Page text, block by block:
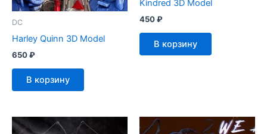
DC
Harley Quinn 3D Model
650₽
В корзину
Kindred 3D Model
450₽
В корзину